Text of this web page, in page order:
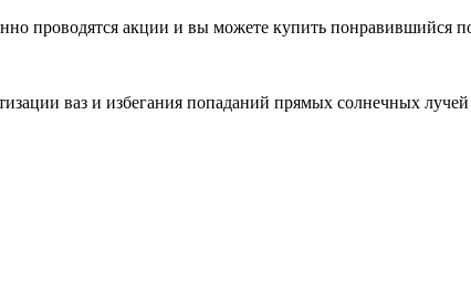
проводятся акции и вы можете купить понравившийся
ваз и избегания попаданий прямых солнечных